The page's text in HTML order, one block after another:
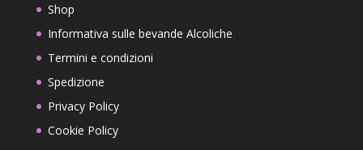
Shop
Informativa sulle bevande Alcoliche
Termini e condizioni
Spedizione
Privacy Policy
Cookie Policy